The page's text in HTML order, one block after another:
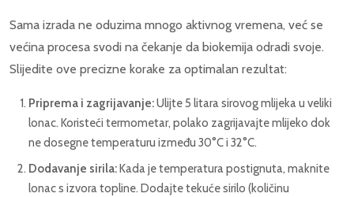
Sama izrada ne oduzima mnogo aktivnog vremena, već se
većina procesa svodi na čekanje da biokemija odradi svoje.
Slijedite ove precizne korake za optimalan rezultat:
Priprema i zagrijavanje:Ulijte 5 litara sirovog mlijeka u veliki
lonac. Koristeći termometar, polako zagrijavajte mlijeko dok
ne dosegne temperaturu između 30°C i 32°C.
Dodavanje sirila: Kada je temperatura postignuta, maknite
lonac s izvora topline. Dodajte tekuće sirilo (količinu